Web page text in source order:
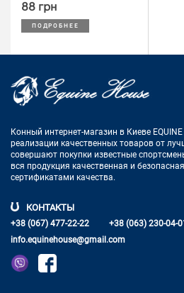
88 грн
ПОДРОБНЕЕ
Конный интернет-магазин в Киеве EQUINE
реализации качественных товаров от
совершают покупки известные
вся продукция качественная и
сертификатами качества.
КОНТАКТЫ
+38 (067) 477-22-22 +38 (063) 230-04-
info.equinehouse@gmail.com